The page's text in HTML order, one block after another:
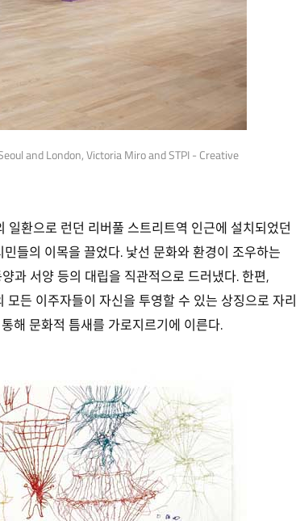
and London, Victoria Miro and STPI - Creative
환으로 런던 리버풀 스트리트역 인근에 설치되었던
들의 이목을 끌었다. 낯선 문화와 환경이 조우하는
과 서양 등의 대립을 직관적으로 드러냈다. 한편,
든 이주자들이 자신을 투영할 수 있는 상징으로 자리
해 문화적 틈새를 가로지르기에 이른다.